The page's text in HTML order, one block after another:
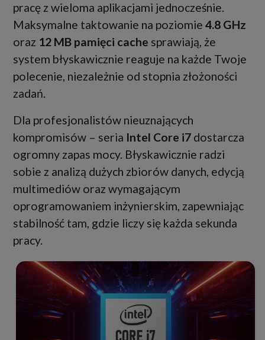
pracę z wieloma aplikacjami jednocześnie.
Maksymalne taktowanie na poziomie 4.8 GHz
oraz 12 MB pamięci cache sprawiają, że
system błyskawicznie reaguje na każde Twoje
polecenie, niezależnie od stopnia złożoności
zadań.
Dla profesjonalistów nieuznających
kompromisów – seria Intel Core i7 dostarcza
ogromny zapas mocy. Błyskawicznie radzi
sobie z analizą dużych zbiorów danych, edycją
multimediów oraz wymagającym
oprogramowaniem inżynierskim, zapewniając
stabilność tam, gdzie liczy się każda sekunda
pracy.